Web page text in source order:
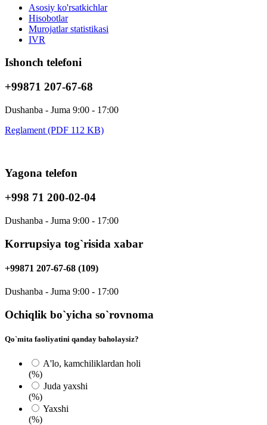
Asosiy ko'rsatkichlar
Hisobotlar
Murojatlar statistikasi
IVR
Ishonch telefoni
+99871 207-67-68
Dushanba - Juma 9:00 - 17:00
Reglament (PDF 112 KB)
Yagona telefon
+998 71 200-02-04
Dushanba - Juma 9:00 - 17:00
Korrupsiya tog`risida xabar
+99871 207-67-68 (109)
Dushanba - Juma 9:00 - 17:00
Ochiqlik bo`yicha so`rovnoma
Qo`mita faoliyatini qanday baholaysiz?
A'lo, kamchiliklardan holi
(%)
Juda yaxshi
(%)
Yaxshi
(%)